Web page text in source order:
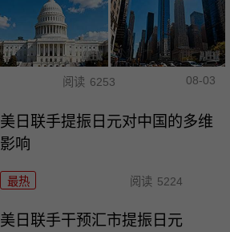
阅读 6253 08-03
美日联手提振日元对中国的多维
影响
最热 阅读 5224
美日联手干预汇市提振日元